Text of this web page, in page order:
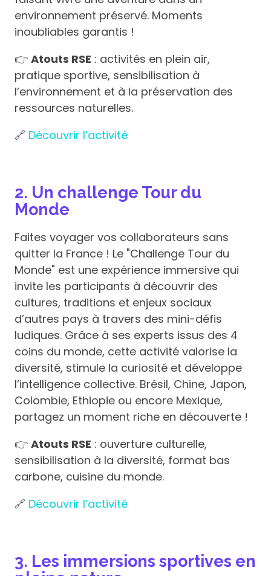
environnement préservé. Moments
inoubliables garantis !
👉 Atouts RSE : activités en plein air,
pratique sportive, sensibilisation à
l’environnement et à la préservation des
ressources naturelles.
🔗 Découvrir l’activité
2. Un challenge Tour du
Monde
Faites voyager vos collaborateurs sans
quitter la France ! Le "Challenge Tour du
Monde" est une expérience immersive qui
invite les participants à découvrir des
cultures, traditions et enjeux sociaux
d’autres pays à travers des mini-défis
ludiques. Grâce à ses experts issus des 4
coins du monde, cette activité valorise la
diversité, stimule la curiosité et développe
l’intelligence collective. Brésil, Chine, Japon,
Colombie, Ethiopie ou encore Mexique,
partagez un moment riche en découverte !
👉 Atouts RSE : ouverture culturelle,
sensibilisation à la diversité, format bas
carbone, cuisine du monde.
🔗 Découvrir l’activité
3. Les immersions sportives en